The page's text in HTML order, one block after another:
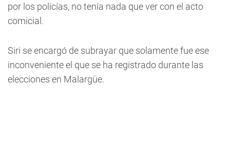
por los policías, no tenía nada que ver con el acto
comicial.
Siri se encargó de subrayar que solamente fue ese
inconveniente el que se ha registrado durante las
elecciones en Malargüe.